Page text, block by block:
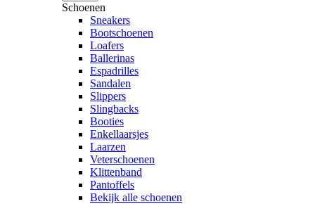
Schoenen
Sneakers
Bootschoenen
Loafers
Ballerinas
Espadrilles
Sandalen
Slippers
Slingbacks
Booties
Enkellaarsjes
Laarzen
Veterschoenen
Klittenband
Pantoffels
Bekijk alle schoenen